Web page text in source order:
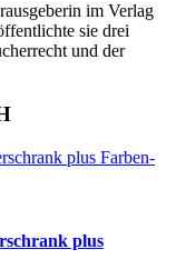
im Verlag
sie drei
und der
plus